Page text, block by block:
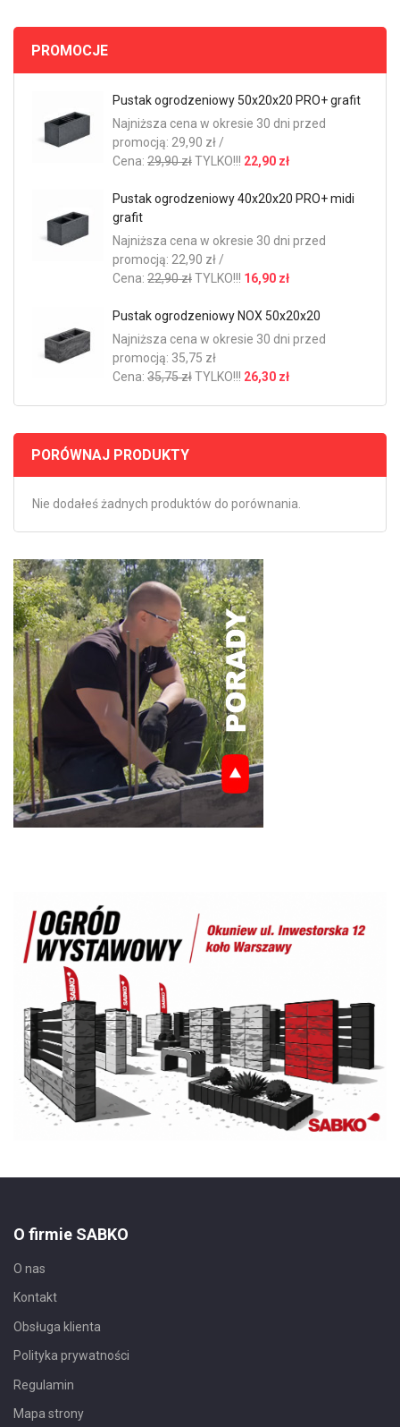
PROMOCJE
Pustak ogrodzeniowy 50x20x20 PRO+ grafit
Najniższa cena w okresie 30 dni przed
promocją: 29,90 zł /
Cena: 29,90 złTYLKO!!! 22,90 zł
Pustak ogrodzeniowy 40x20x20 PRO+ midi
grafit
Najniższa cena w okresie 30 dni przed
promocją: 22,90 zł /
Cena: 22,90 złTYLKO!!! 16,90 zł
Pustak ogrodzeniowy NOX 50x20x20
Najniższa cena w okresie 30 dni przed
promocją: 35,75 zł
Cena: 35,75 złTYLKO!!! 26,30 zł
PORÓWNAJ PRODUKTY
Nie dodałeś żadnych produktów do porównania.
O firmie SABKO
O nas
Kontakt
Obsługa klienta
Polityka prywatności
Regulamin
Mapa strony